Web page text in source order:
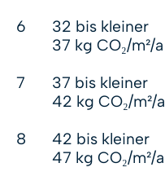
6
32 bis kleiner
37 kg CO₂/m²/a
7
37 bis kleiner
42 kg CO₂/m²/a
8
42 bis kleiner
47 kg CO₂/m²/a